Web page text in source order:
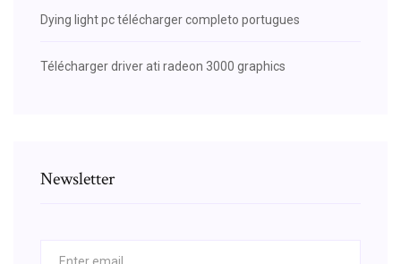
Dying light pc télécharger completo portugues
Télécharger driver ati radeon 3000 graphics
Newsletter